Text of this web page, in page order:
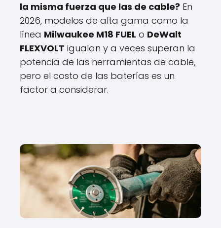
la misma fuerza que las de cable? En
2026, modelos de alta gama como la
línea Milwaukee M18 FUEL o DeWalt
FLEXVOLT igualan y a veces superan la
potencia de las herramientas de cable,
pero el costo de las baterías es un
factor a considerar.